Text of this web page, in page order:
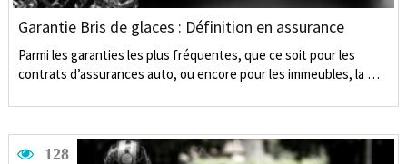
Garantie Bris de glaces : Définition en assurance
Parmi les garanties les plus fréquentes, que ce soit pour les
contrats d’assurances auto, ou encore pour les immeubles, la …
128